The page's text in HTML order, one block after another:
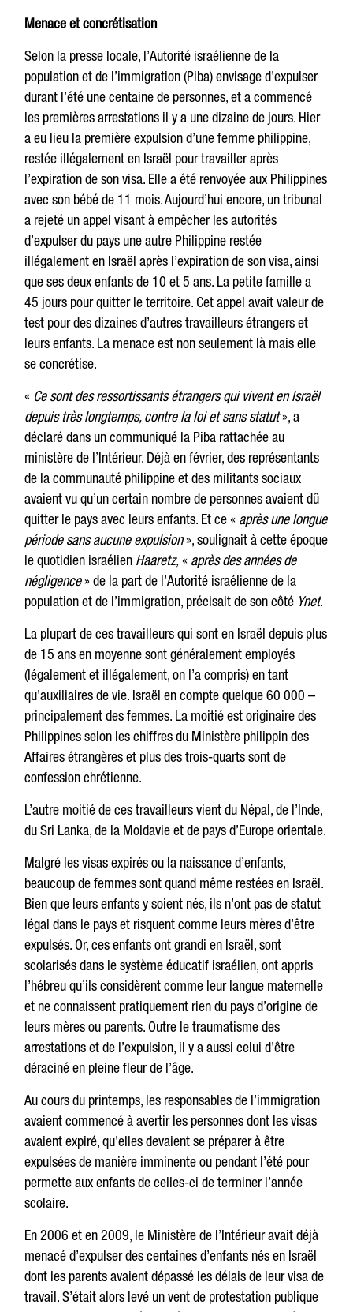
Menace et concrétisation
Selon la presse locale, l’Autorité israélienne de la
population et de l’immigration (Piba) envisage d’expulser
durant l’été une centaine de personnes, et a commencé
les premières arrestations il y a une dizaine de jours. Hier
a eu lieu la première expulsion d’une femme philippine,
restée illégalement en Israël pour travailler après
l’expiration de son visa. Elle a été renvoyée aux Philippines
avec son bébé de 11 mois. Aujourd’hui encore, un tribunal
a rejeté un appel visant à empêcher les autorités
d’expulser du pays une autre Philippine restée
illégalement en Israël après l’expiration de son visa, ainsi
que ses deux enfants de 10 et 5 ans. La petite famille a
45 jours pour quitter le territoire. Cet appel avait valeur de
test pour des dizaines d’autres travailleurs étrangers et
leurs enfants. La menace est non seulement là mais elle
se concrétise.
« Ce sont des ressortissants étrangers qui vivent en Israël
depuis très longtemps, contre la loi et sans statut», a
déclaré dans un communiqué la Piba rattachée au
ministère de l’Intérieur. Déjà en février, des représentants
de la communauté philippine et des militants sociaux
avaient vu qu’un certain nombre de personnes avaient dû
quitter le pays avec leurs enfants. Et ce « après une longue
période sans aucune expulsion», soulignait à cette époque
le quotidien israélien Haaretz,« après des années de
négligence» de la part de l’Autorité israélienne de la
population et de l’immigration, précisait de son côté Ynet.
La plupart de ces travailleurs qui sont en Israël depuis plus
de 15 ans en moyenne sont généralement employés
(légalement et illégalement, on l’a compris) en tant
qu’auxiliaires de vie. Israël en compte quelque 60 000 –
principalement des femmes. La moitié est originaire des
Philippines selon les chiffres du Ministère philippin des
Affaires étrangères et plus des trois-quarts sont de
confession chrétienne.
L’autre moitié de ces travailleurs vient du Népal, de l’Inde,
du Sri Lanka, de la Moldavie et de pays d’Europe orientale.
Malgré les visas expirés ou la naissance d’enfants,
beaucoup de femmes sont quand même restées en Israël.
Bien que leurs enfants y soient nés, ils n’ont pas de statut
légal dans le pays et risquent comme leurs mères d’être
expulsés. Or, ces enfants ont grandi en Israël, sont
scolarisés dans le système éducatif israélien, ont appris
l’hébreu qu’ils considèrent comme leur langue maternelle
et ne connaissent pratiquement rien du pays d’origine de
leurs mères ou parents. Outre le traumatisme des
arrestations et de l’expulsion, il y a aussi celui d’être
déraciné en pleine fleur de l’âge.
Au cours du printemps, les responsables de l’immigration
avaient commencé à avertir les personnes dont les visas
avaient expiré, qu’elles devaient se préparer à être
expulsées de manière imminente ou pendant l’été pour
permette aux enfants de celles-ci de terminer l’année
scolaire.
En 2006 et en 2009, le Ministère de l’Intérieur avait déjà
menacé d’expulser des centaines d’enfants nés en Israël
dont les parents avaient dépassé les délais de leur visa de
travail. S’était alors levé un vent de protestation publique